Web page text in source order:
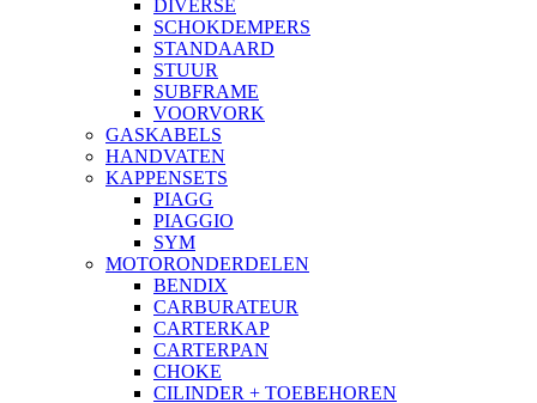
DIVERSE
SCHOKDEMPERS
STANDAARD
STUUR
SUBFRAME
VOORVORK
GASKABELS
HANDVATEN
KAPPENSETS
PIAGG
PIAGGIO
SYM
MOTORONDERDELEN
BENDIX
CARBURATEUR
CARTERKAP
CARTERPAN
CHOKE
CILINDER + TOEBEHOREN